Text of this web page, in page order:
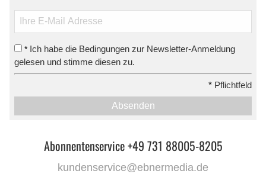
* Ich habe die Bedingungen zur Newsletter-Anmeldung
gelesen und stimme diesen zu.
* Pflichtfeld
Absenden
Abonnentenservice +49 731 88005-8205
kundenservice@ebnermedia.de